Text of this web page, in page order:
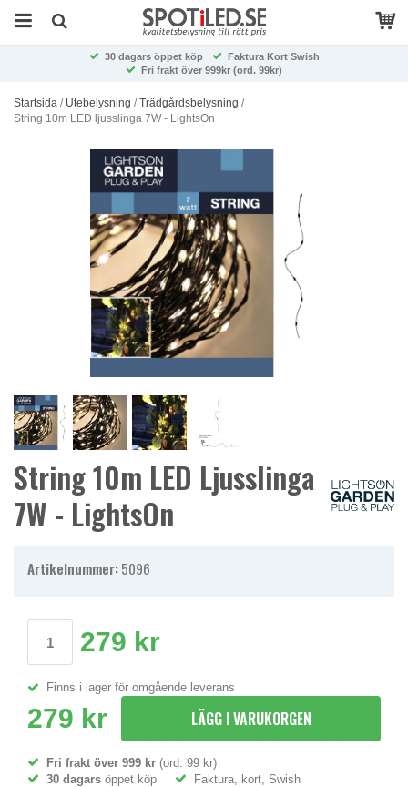
30 dagars öppet köp
Faktura Kort Swish
Fri frakt över 999kr (ord. 99kr)
Startsida / Utebelysning /Trädgårdsbelysning /
String 10m LED ljusslinga 7W - LightsOn
String 10m LED Ljusslinga
7W - LightsOn
Artikelnummer:5096
279 kr
Finns i lager för omgående leverans
279 kr LÄGG I VARUKORGEN
Fri frakt över 999 kr (ord. 99 kr)
30 dagars öppet köp Faktura, kort, Swish